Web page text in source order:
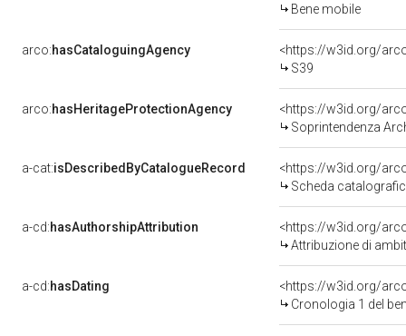
Bene mobile
arco:hasCataloguingAgency
<https://w3id.org/
S39
arco:hasHeritageProtectionAgency
<https://w3id.org/
Soprintendenza
a-cat:isDescribedByCatalogueRecord
<https://w3id.org/
Scheda
a-cd:hasAuthorshipAttribution
<https://w3id.org/
Attribuzione di
a-cd:hasDating
<https://w3id.org/
Cronologia 1 del